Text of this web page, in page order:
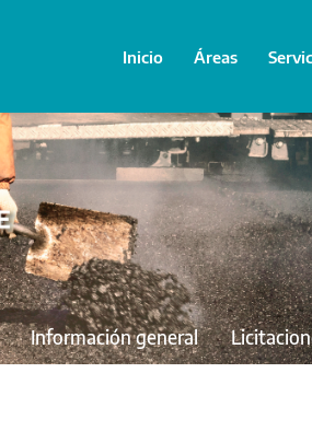
Inicio Áreas
Información general